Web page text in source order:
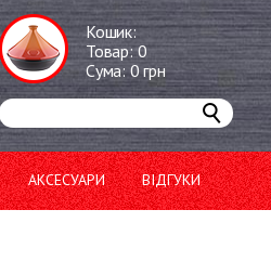
Кошик:
Товар:0
Сума:0грн
АКСЕСУАРИ ВІДГУКИ